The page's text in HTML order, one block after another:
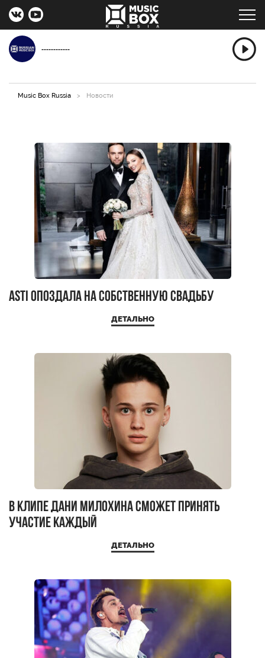
------------
Music Box Russia > Новости
Asti опоздала на собственную свадьбу
ДЕТАЛЬНО
В клипе Дани Милохина сможет принять
участие каждый
ДЕТАЛЬНО